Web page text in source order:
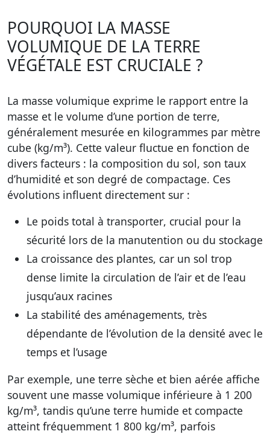
POURQUOI LA MASSE
VOLUMIQUE DE LA TERRE
VÉGÉTALE EST CRUCIALE ?
La masse volumique exprime le rapport entre la
masse et le volume d’une portion de terre,
généralement mesurée en kilogrammes par mètre
cube (kg/m³). Cette valeur fluctue en fonction de
divers facteurs : la composition du sol, son taux
d’humidité et son degré de compactage. Ces
évolutions influent directement sur :
Le poids total à transporter, crucial pour la
sécurité lors de la manutention ou du stockage
La croissance des plantes, car un sol trop
dense limite la circulation de l’air et de l’eau
jusqu’aux racines
La stabilité des aménagements, très
dépendante de l’évolution de la densité avec le
temps et l’usage
Par exemple, une terre sèche et bien aérée affiche
souvent une masse volumique inférieure à 1 200
kg/m³, tandis qu’une terre humide et compacte
atteint fréquemment 1 800 kg/m³, parfois